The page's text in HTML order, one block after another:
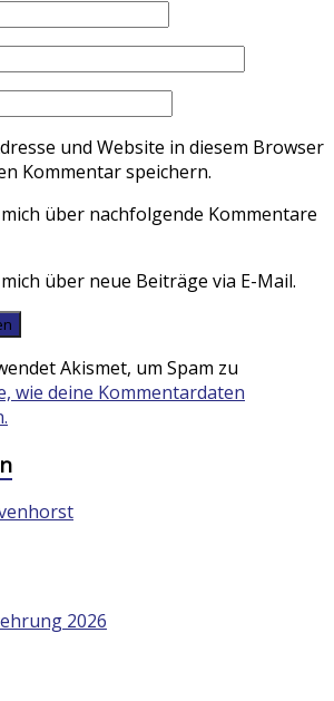
und Website in diesem Browser
Kommentar speichern.
über nachfolgende Kommentare
über neue Beiträge via E-Mail.
Akismet, um Spam zu
wie deine Kommentardaten
2026